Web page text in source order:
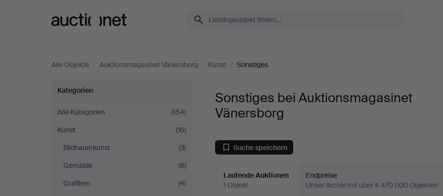
Alle Objekte / Auktionsmagasinet Vänersborg / Kunst / Sonstiges
Sonstiges
bei
Auktionsmagasinet
Vänersborg
Kategorien
Alle Kategorien
(154)
Kunst
(16)
Bildhauerkunst
(3)
Gemälde
(8)
Grafiken
(4)
Sonstiges bei Auktionsmagasinet
Vänersborg
Suche speichern
Laufende Auktionen
1 Objekt
Endpreise
Unser Archiv mit über 4 470 000 Objekten